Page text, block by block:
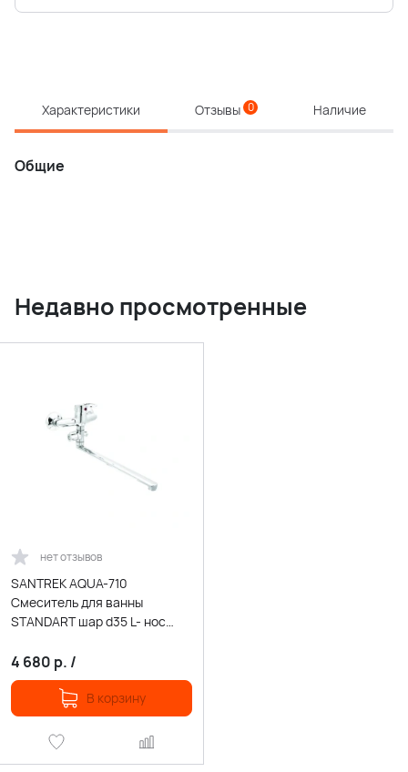
Характеристики Отзывы 0 Наличие
Общие
Недавно просмотренные
нет отзывов
SANTREK AQUA-710
Смеситель для ванны
STANDART шар d35 L- нос
4 680 р. /
В корзину